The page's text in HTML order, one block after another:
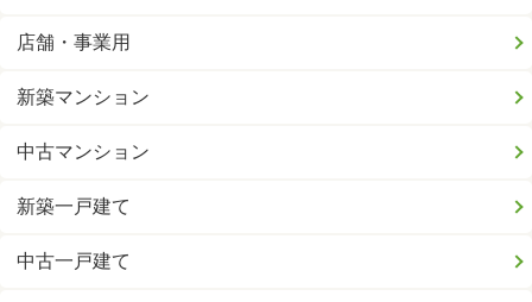
店舗・事業用
新築マンション
中古マンション
新築一戸建て
中古一戸建て